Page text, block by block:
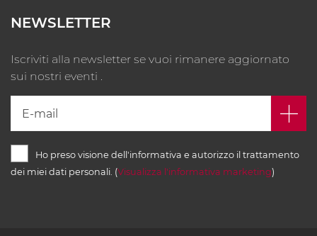
NEWSLETTER
Iscriviti alla newsletter se vuoi rimanere aggiornato
sui nostri eventi .
Ho preso visione dell'informativa e autorizzo il trattamento
dei miei dati personali. (Visualizza l'informativa marketing)